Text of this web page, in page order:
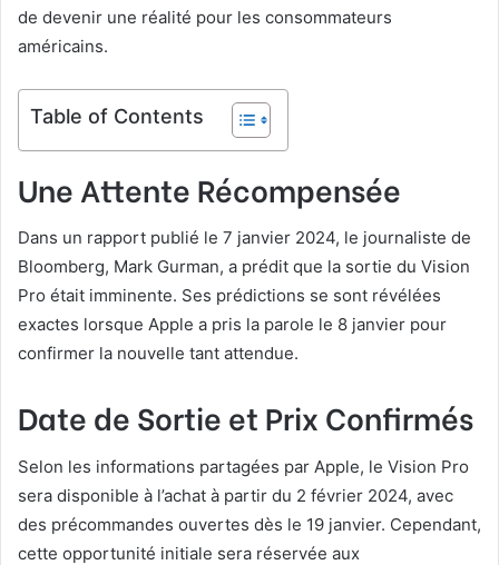
de devenir une réalité pour les consommateurs
américains.
Table of Contents
Une Attente Récompensée
Dans un rapport publié le 7 janvier 2024, le journaliste de
Bloomberg, Mark Gurman, a prédit que la sortie du Vision
Pro était imminente. Ses prédictions se sont révélées
exactes lorsque Apple a pris la parole le 8 janvier pour
confirmer la nouvelle tant attendue.
Date de Sortie et Prix Confirmés
Selon les informations partagées par Apple, le Vision Pro
sera disponible à l’achat à partir du 2 février 2024, avec
des précommandes ouvertes dès le 19 janvier. Cependant,
cette opportunité initiale sera réservée aux